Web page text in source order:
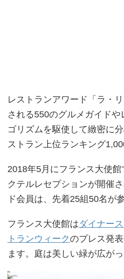
レストランアワード「ラ・
される550のグルメガイド
ゴリズムを駆使して緻密に
ストラン上位ランキング
2018年5月にフランス大使
クテルレセプションが開催
ド会員は、先着25組50名が
フランス大使館はダイナー
トランウィークのプレス発
ます。庭は美しい緑が広がっ